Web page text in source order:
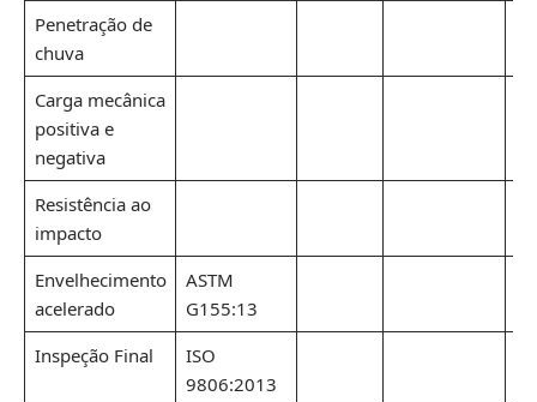
Penetração de
chuva
Carga mecânica
positiva e
negativa
Resistência ao
impacto
Envelhecimento
acelerado
ASTM
G155:13
Inspeção Final
ISO
9806:2013